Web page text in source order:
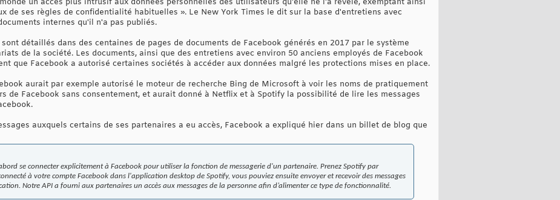
un accès plus intrusif aux données personnelles des utilisateurs qu'elle ne l'a révélé, exemptant ainsi
de ses règles de confidentialité habituelles ». Le New York Times le dit sur la base d'entretiens avec
internes qu'il n'a pas publiés.
détaillés dans des centaines de pages de documents de Facebook générés en 2017 par le système
de la société. Les documents, ainsi que des entretiens avec environ 50 anciens employés de Facebook
que Facebook a autorisé certaines sociétés à accéder aux données malgré les protections mises en place.
aurait par exemple autorisé le moteur de recherche Bing de Microsoft à voir les noms de pratiquement
de Facebook sans consentement, et aurait donné à Netflix et à Spotify la possibilité de lire les messages
auxquels certains de ses partenaires a eu accès, Facebook a expliqué hier dans un billet de blog que
se connecter explicitement à Facebook pour utiliser la fonction de messagerie d'un partenaire. Prenez Spotify par
à votre compte Facebook dans l'application desktop de Spotify, vous pouviez ensuite envoyer et recevoir des messages
Notre API a fourni aux partenaires un accès aux messages de la personne afin d’alimenter ce type de fonctionnalité.